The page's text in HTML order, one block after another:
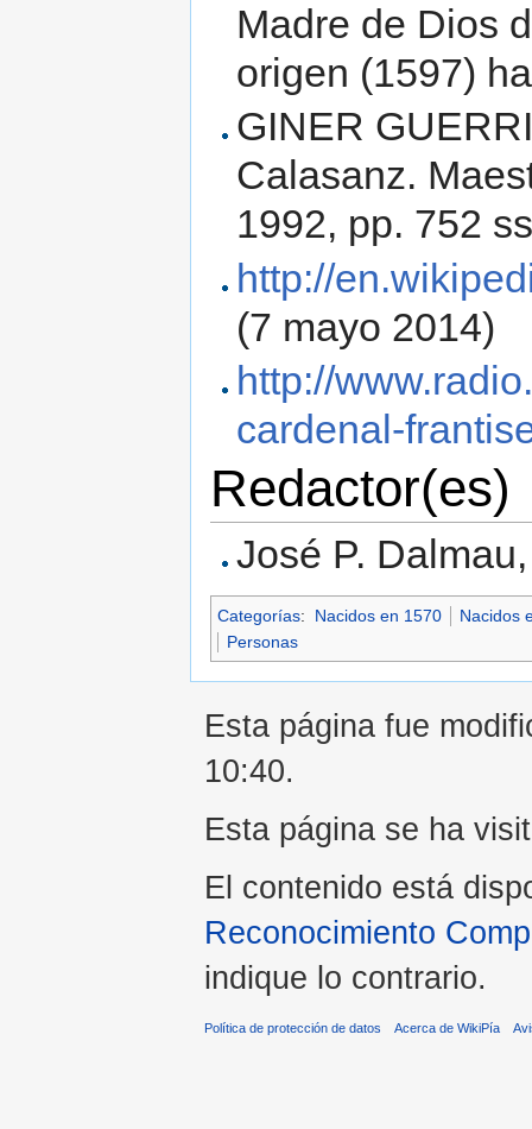
Madre de Dios
origen (1597)
GINER
Calasanz.
1992, pp. 752
http://
(7 mayo 2014)
http://
cardenal-
Redactor(es)
José P.
Categorías: Nacidos en 1570
Nacidos
Personas
Esta página fue
10:40.
Esta página se ha
El contenido está
Reconocimiento
indique lo contrario.
Política de protección de datos Acerca de WikiPía